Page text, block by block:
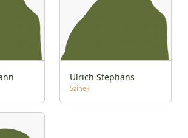
Ulrich Stephans
Színek